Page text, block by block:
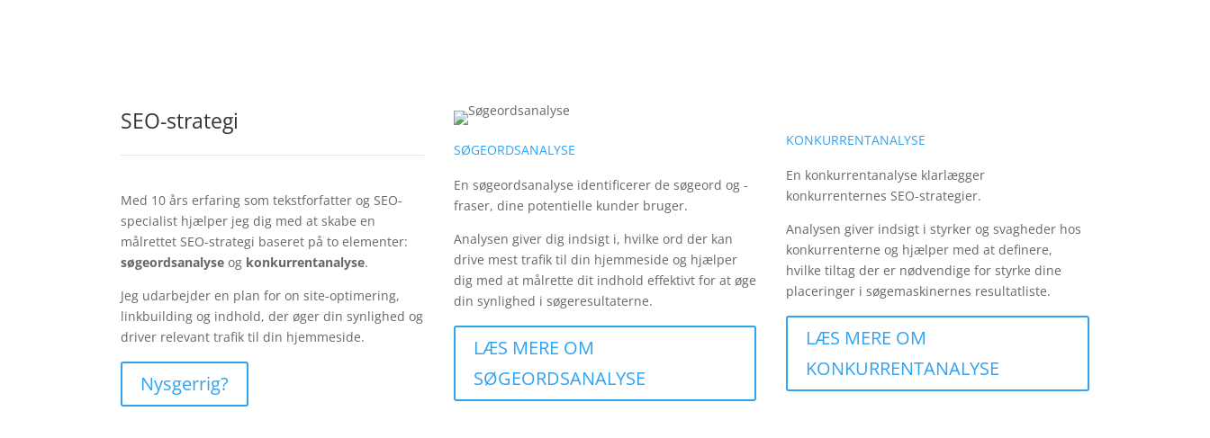
SEO-strategi
Med 10 års erfaring som tekstforfatter og SEO-
specialist hjælper jeg dig med at skabe en
målrettet SEO-strategi baseret på to elementer:
søgeordsanalyse og konkurrentanalyse.
Jeg udarbejder en plan for on site-optimering,
linkbuilding og indhold, der øger din synlighed og
driver relevant trafik til din hjemmeside.
Nysgerrig?
SØGEORDSANALYSE
En søgeordsanalyse identificerer de søgeord og -
fraser, dine potentielle kunder bruger.
Analysen giver dig indsigt i, hvilke ord der kan
drive mest trafik til din hjemmeside og hjælper
dig med at målrette dit indhold effektivt for at øge
din synlighed i søgeresultaterne.
LÆS MERE OM
SØGEORDSANALYSE
KONKURRENTANALYSE
En konkurrentanalyse klarlægger
konkurrenternes SEO-strategier.
Analysen giver indsigt i styrker og svagheder hos
konkurrenterne og hjælper med at definere,
hvilke tiltag der er nødvendige for styrke dine
placeringer i søgemaskinernes resultatliste.
LÆS MERE OM
KONKURRENTANALYSE